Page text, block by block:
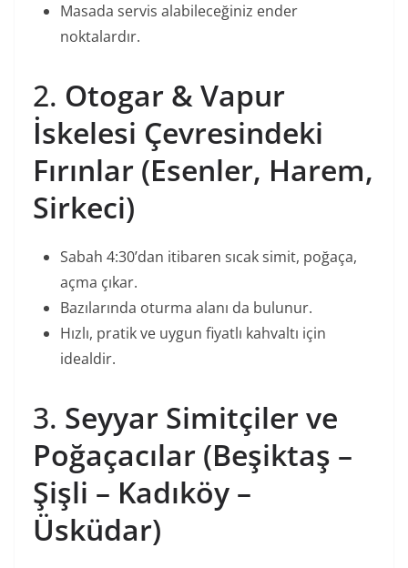
Masada servis alabileceğiniz ender
noktalardır.
2. Otogar & Vapur
İskelesi Çevresindeki
Fırınlar (Esenler, Harem,
Sirkeci)
Sabah 4:30’dan itibaren sıcak simit, poğaça,
açma çıkar.
Bazılarında oturma alanı da bulunur.
Hızlı, pratik ve uygun fiyatlı kahvaltı için
idealdir.
3. Seyyar Simitçiler ve
Poğaçacılar (Beşiktaş –
Şişli – Kadıköy –
Üsküdar)